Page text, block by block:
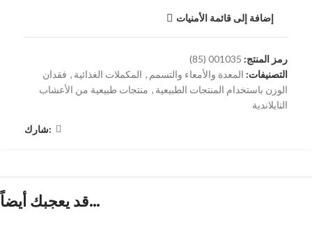
إضافة إلى قائمة الأمنيات
رمز المنتج: 001035 (85)
التصنيفات: المعدة والأمعاء والتسمم , المكملات الغذائية , فقدان
الوزن باستخدام المنتجات الطبيعية , منتجات طبيعية من الأعشاب
التايلاندية
شارك:
قد يعجبك أيضاً…